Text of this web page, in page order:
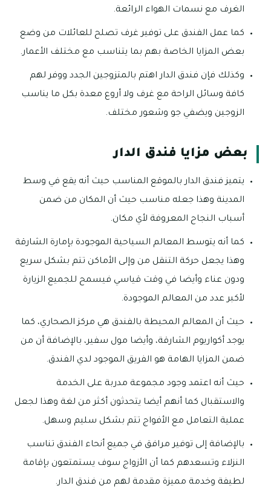
الغرف مع نسمات الهواء الرائعة.
كما عمل الفندق على توفير غرف تصلح للعائلات من وضع
بعض المزايا الخاصة بهم بما يتناسب مع مختلف الأعمار.
وكذلك فإن فندق الدار اهتم بالمتزوجين الجدد ووفر لهم
كافة وسائل الراحة مع غرف ولا أروع معدة بكل ما يناسب
الزوجين ويضفي جو وشعور مختلف.
بعض مزايا فندق الدار
يتميز فندق الدار بالموقع المناسب حيث أنه يقع في وسط
المدينة وهذا جعله مناسب حيث أن المكان من ضمن
أسباب النجاح المعروفة لأي مكان.
كما أنه يتوسط المعالم السياحية الموجودة بإمارة الشارقة
وهذا يجعل حركة التنقل من وإلى الأماكن تتم بشكل سريع
ودون عناء وأيضا في وقت قياسي فيسمح للجميع الزيارة
لأكبر عدد من المعالم الموجودة.
حيث أن المعالم المحيطة بالفندق هي مركز الصحاري، كما
يوجد أكواريوم الشارقة، وأيضا مول سفير، بالإضافة أن من
ضمن المزايا الهامة هو الفريق الموجود لدي الفندق.
حيث أنه اعتمد وجود مجموعة مدربة على الخدمة
والاستقبال كما أنهم أيضا يتحدثون أكثر من لغة وهذا لجعل
عملية التعامل مع الأفواج تتم بشكل سليم وسهل.
بالإضافة إلى توفير مرافق في جميع أنحاء الفندق تناسب
النزلاء وتسعدهم كما أن الأزواج سوف يستمتعون بإقامة
لطيفة وخدمة مميزة مقدمة لهم من فندق الدار.